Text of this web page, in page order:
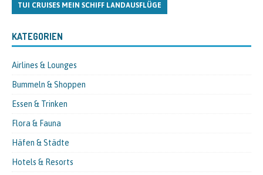
TUI CRUISES MEIN SCHIFF LANDAUSFLÜGE
KATEGORIEN
Airlines & Lounges
Bummeln & Shoppen
Essen & Trinken
Flora & Fauna
Häfen & Städte
Hotels & Resorts